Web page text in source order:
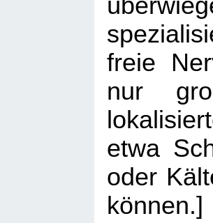
freie
nur
etwa
oder
können.]